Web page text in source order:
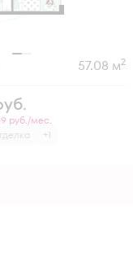
57.08 м2
руб./мес.
+1